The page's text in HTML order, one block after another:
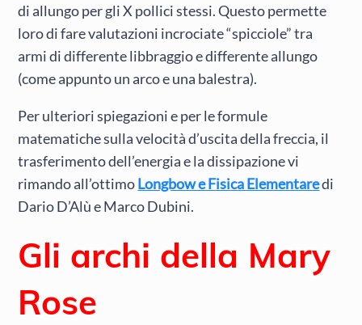
di allungo per gli X pollici stessi. Questo permette
loro di fare valutazioni incrociate “spicciole” tra
armi di differente libbraggio e differente allungo
(come appunto un arco e una balestra).
Per ulteriori spiegazioni e per le formule
matematiche sulla velocità d’uscita della freccia, il
trasferimento dell’energia e la dissipazione vi
rimando all’ottimoLongbow e Fisica Elementaredi
Dario D’Alù e Marco Dubini.
Gli archi della Mary
Rose